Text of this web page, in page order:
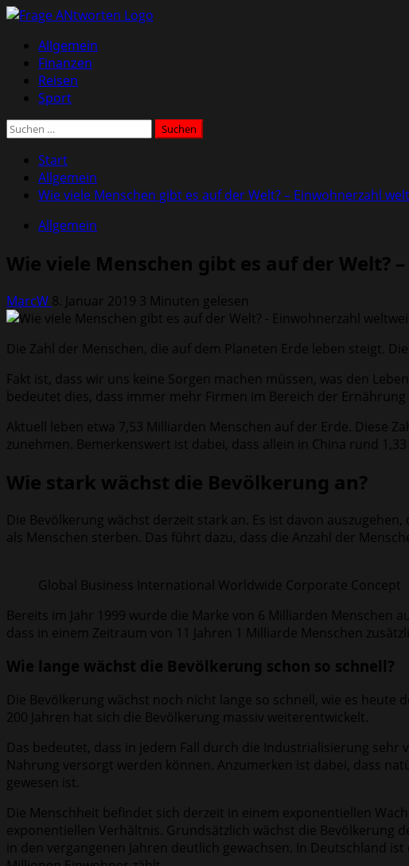
Zum
springen
Primäres
Menü
Allgemein
Finanzen
Reisen
Sport
Suchen
Start
Allgemein
Wie viele Menschen gibt es auf der Welt? – Einwohnerzahl
Allgemein
Wie viele Menschen gibt es auf der Welt?
MarcW 8. Januar 2019 3 Minuten gelesen
Die Zahl der Menschen, die auf dem Planeten Erde leben steigt.
Fakt ist, dass wir uns keine Sorgen machen müssen, was den
bedeutet dies, dass immer mehr Firmen im Bereich der
Aktuell leben etwa 7,53 Milliarden Menschen auf der Erde. Diese
zunehmen. Bemerkenswert ist dabei, dass allein in China rund
Wie stark wächst die Bevölkerung an?
Die Bevölkerung wächst derzeit stark an. Es ist davon
als Menschen sterben. Das führt dazu, dass die Anzahl der
Global Business International Worldwide Corporate Concept
Bereits im Jahr 1999 wurde die Marke von 6 Milliarden Menschen
dass in einem Zeitraum von 11 Jahren 1 Milliarde Menschen
Wie lange wächst die Bevölkerung schon so schnell?
Die Bevölkerung wächst noch nicht lange so schnell, wie es
200 Jahren hat sich die Bevölkerung massiv weiterentwickelt.
Das bedeutet, dass in jedem Fall durch die Industrialisierung
Nahrung versorgt werden können. Anzumerken ist dabei, dass
gewesen ist.
Die Menschheit befindet sich derzeit in einem exponentiellen
exponentiellen Verhältnis. Grundsätzlich wächst die Bevölkerung
in den vergangenen Jahren deutlich gewachsen. In Deutschland